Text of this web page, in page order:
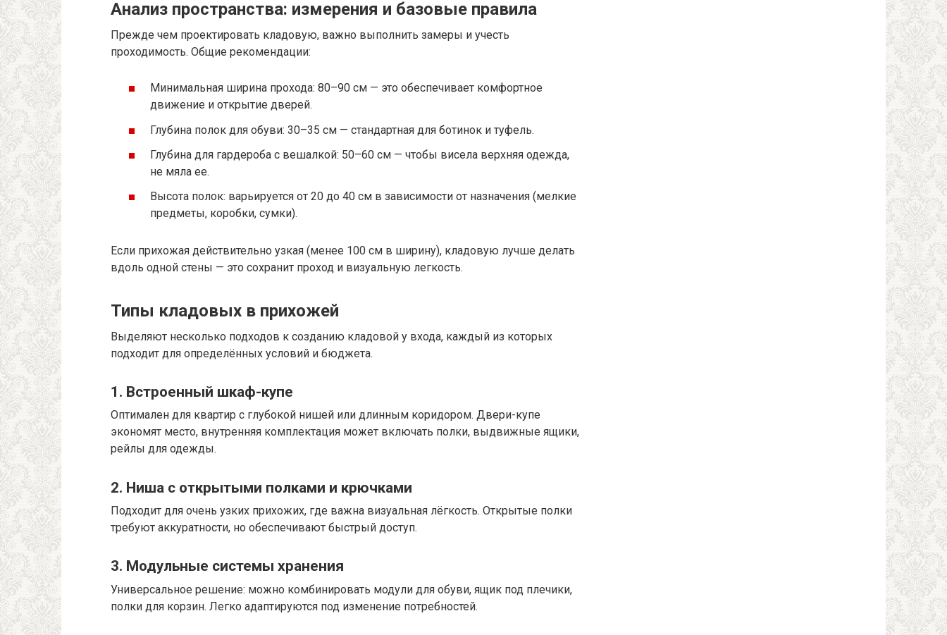
Анализ пространства: измерения и базовые правила
Прежде чем проектировать кладовую, важно выполнить замеры и учесть
проходимость. Общие рекомендации:
Минимальная ширина прохода: 80–90 см — это обеспечивает комфортное
движение и открытие дверей.
Глубина полок для обуви: 30–35 см — стандартная для ботинок и туфель.
Глубина для гардероба с вешалкой: 50–60 см — чтобы висела верхняя одежда,
не мяла ее.
Высота полок: варьируется от 20 до 40 см в зависимости от назначения (мелкие
предметы, коробки, сумки).
Если прихожая действительно узкая (менее 100 см в ширину), кладовую лучше делать
вдоль одной стены — это сохранит проход и визуальную легкость.
Типы кладовых в прихожей
Выделяют несколько подходов к созданию кладовой у входа, каждый из которых
подходит для определённых условий и бюджета.
1. Встроенный шкаф-купе
Оптимален для квартир с глубокой нишей или длинным коридором. Двери-купе
экономят место, внутренняя комплектация может включать полки, выдвижные ящики,
рейлы для одежды.
2. Ниша с открытыми полками и крючками
Подходит для очень узких прихожих, где важна визуальная лёгкость. Открытые полки
требуют аккуратности, но обеспечивают быстрый доступ.
3. Модульные системы хранения
Универсальное решение: можно комбинировать модули для обуви, ящик под плечики,
полки для корзин. Легко адаптируются под изменение потребностей.